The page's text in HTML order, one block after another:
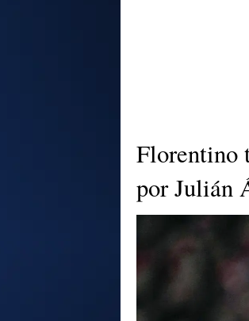
Florentino
por Julián